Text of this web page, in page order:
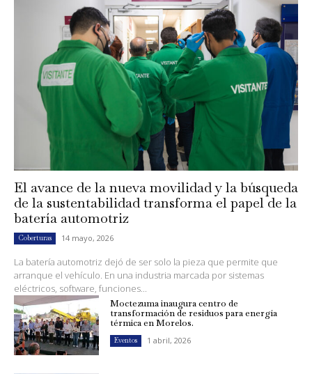
El avance de la nueva movilidad y la búsqueda
de la sustentabilidad transforma el papel de la
batería automotriz
Coberturas 14 mayo, 2026
La batería automotriz dejó de ser solo la pieza que permite que
arranque el vehículo. En una industria marcada por sistemas
eléctricos, software, funciones...
Moctezuma inaugura centro de
transformación de residuos para energía
térmica en Morelos.
Eventos 1 abril, 2026